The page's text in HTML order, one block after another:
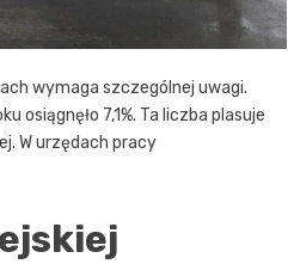
wymaga szczególnej uwagi.
7,1%. Ta liczba plasuje
W urzędach pracy